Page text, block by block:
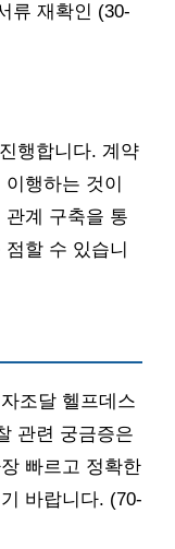
류 재확인 (30-
행합니다. 계약
행하는 것이
계 구축을 통
할 수 있습니
조달 헬프데스
관련 궁금증은
빠르고 정확한
바랍니다. (70-